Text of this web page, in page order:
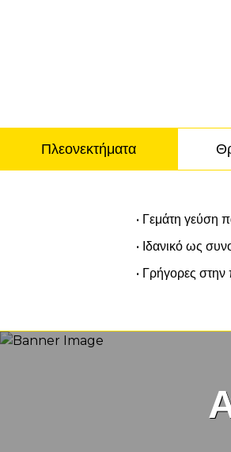
Πλεονεκτήματα
Πλεονεκτήματα
• Γεμάτη γεύση
• Ιδανικό ως
• Γρήγορες στην